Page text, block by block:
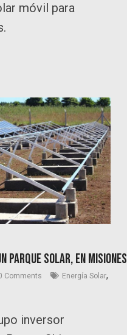
móvil para
parque solar, en Misiones
Comments Energía Solar,
inversor